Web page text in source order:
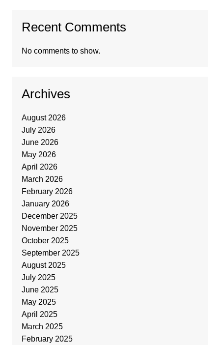
Recent Comments
No comments to show.
Archives
August 2026
July 2026
June 2026
May 2026
April 2026
March 2026
February 2026
January 2026
December 2025
November 2025
October 2025
September 2025
August 2025
July 2025
June 2025
May 2025
April 2025
March 2025
February 2025